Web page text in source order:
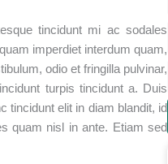
tincidunt mi ac sodales
imperdiet interdum quam,
odio et fringilla pulvinar,
turpis tincidunt a. Duis
tincidunt elit in diam blandit, id
quam nisl in ante. Etiam sed